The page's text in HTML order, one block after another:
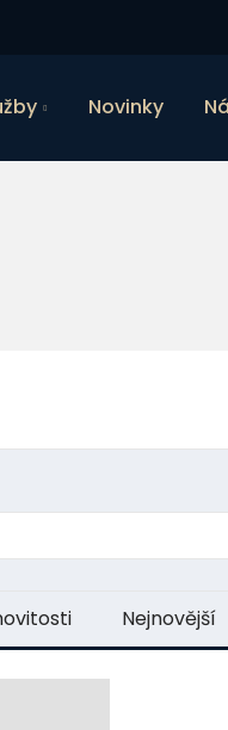
Novinky
Nejnovější